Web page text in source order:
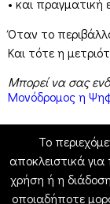
• και πραγματική
Όταν το
Και τότε η
Μπορεί να σας
Μονόδρομος η
Το
αποκλειστικά
χρήση ή η
οποιαδήποτε